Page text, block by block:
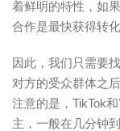
着鲜明的特性，如
合作是最快获得转
因此，我们只需要
对方的受众群体之
注意的是，TikTok
主，一般在几分钟